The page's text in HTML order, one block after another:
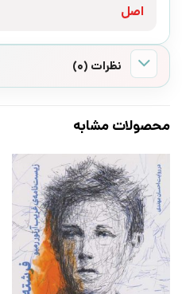
اصل
نظرات (0)
محصولات مشابه